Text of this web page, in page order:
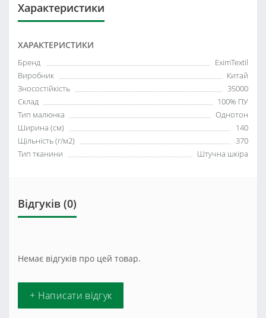
Характеристики
ХАРАКТЕРИСТИКИ
Бренд
EximTextil
Виробник
Китай
Зносостійкість
35000
Склад
100% ПУ
Тип малюнка
Однотон
Ширина (см)
140
Щільність (г/м2)
370
Тип тканини
Штучна шкіра
Відгуків (0)
Немає відгуків про цей товар.
+ Написати відгук